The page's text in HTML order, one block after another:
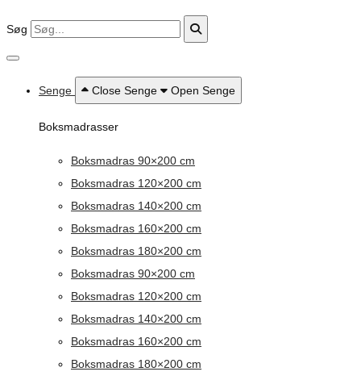
Søg
Senge Close Senge Open Senge
Boksmadrasser
Boksmadras 90×200 cm
Boksmadras 120×200 cm
Boksmadras 140×200 cm
Boksmadras 160×200 cm
Boksmadras 180×200 cm
Boksmadras 90×200 cm
Boksmadras 120×200 cm
Boksmadras 140×200 cm
Boksmadras 160×200 cm
Boksmadras 180×200 cm